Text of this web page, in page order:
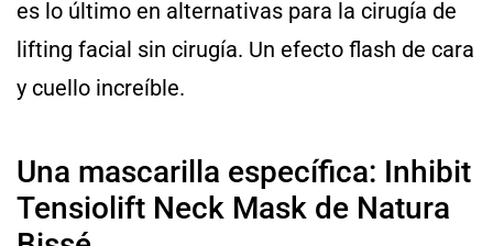
es lo último en alternativas para la cirugía de
lifting facial sin cirugía. Un efecto flash de cara
y cuello increíble.
Una mascarilla específica: Inhibit
Tensiolift Neck Mask de Natura